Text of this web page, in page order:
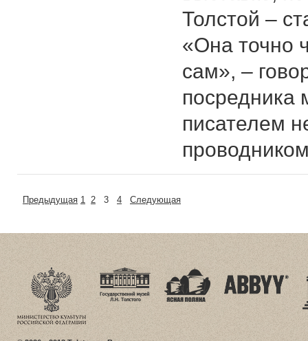
Толстой –
«Она точно
сам», –
посредника
писателем
Предыдущая 1 2 3 4 Следующая